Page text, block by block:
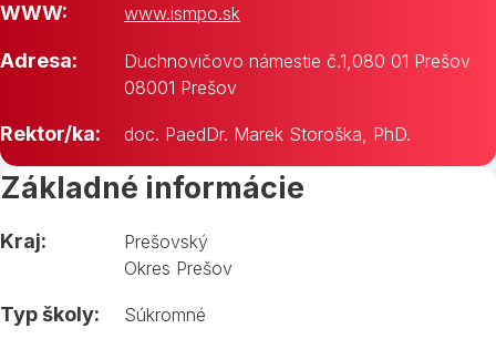
WWW: www.ismpo.sk
Adresa:
Duchnovičovo námestie č.1,080 01 Prešov
08001 Prešov
Rektor/ka: doc. PaedDr. Marek Storoška, PhD.
Základné informácie
Kraj:
Prešovský
Okres Prešov
Typ školy: Súkromné